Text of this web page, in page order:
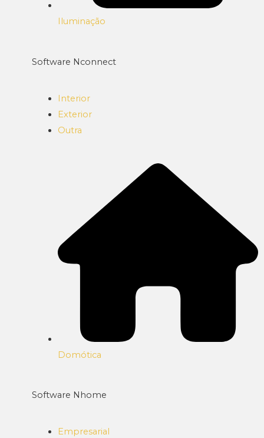
Iluminação
Software Nconnect
Interior
Exterior
Outra
Domótica
Software Nhome
Empresarial